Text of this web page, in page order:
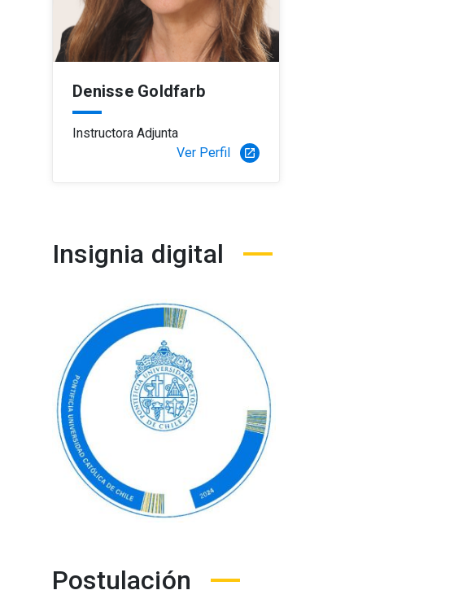
Denisse Goldfarb
Instructora Adjunta
Ver Perfil
launch
Insignia digital
Postulación